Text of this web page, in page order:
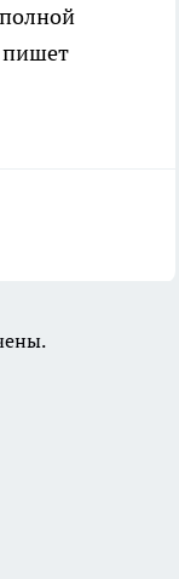
пишет